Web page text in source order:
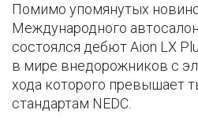
Помимо упомянутых
Международного
состоялся дебют Aion LX
в мире внедорожников с
хода которого превышает
стандартам NEDC.